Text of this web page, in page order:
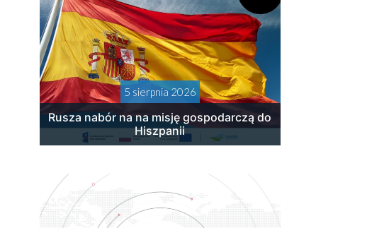
5 sierpnia 2026
Rusza nabór na na misję gospodarczą do
Hiszpanii